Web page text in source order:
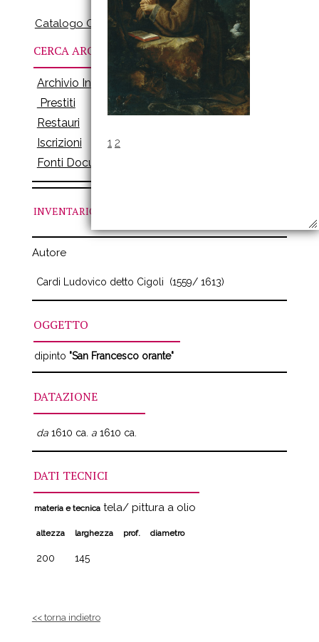
Catalogo Online
CERCA ARCHIVI
Archivio Inventari
Prestiti
Restauri
Iscrizioni
Fonti Documenti
INVENTARIO
Autore
Cardi Ludovico detto Cigoli (1559/ 1613)
OGGETTO
dipinto "San Francesco orante"
DATAZIONE
da1610 ca. a1610 ca.
DATI TECNICI
materia e tecnicatela/ pittura a olio
altezza larghezza prof. diametro
200 145
<< torna indietro
1 2